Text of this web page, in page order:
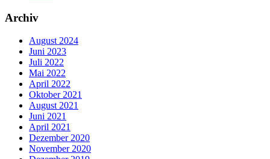
Archiv
August 2024
Juni 2023
Juli 2022
Mai 2022
April 2022
Oktober 2021
August 2021
Juni 2021
April 2021
Dezember 2020
November 2020